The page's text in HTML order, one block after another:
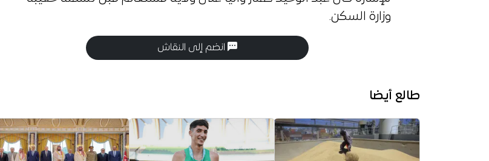
وزارة السكن.
انضم إلى النقاش
طالع أيضا